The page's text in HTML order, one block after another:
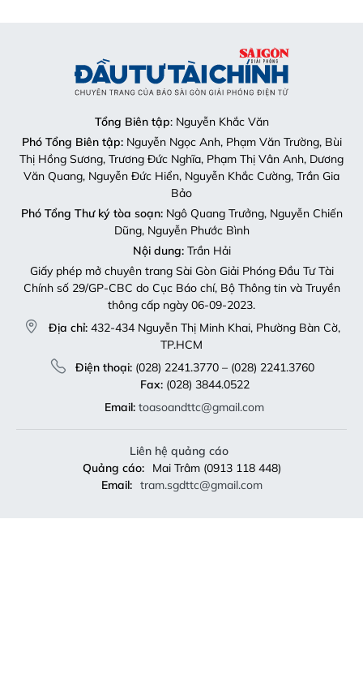
Tổng Biên tập
: Nguyễn Khắc Văn
Nguyễn Ngọc Anh, Phạm Văn Trường, Bùi
Thị Hồng Sương, Trương Đức Nghĩa, Phạm Thị Vân Anh, Dương
Văn Quang, Nguyễn Đức Hiển, Nguyễn Khắc Cường, Trần Gia
Bảo
Phó Tổng Thư ký tòa soạn:Ngô Quang Trưởng, Nguyễn Chiến
Dũng, Nguyễn Phước Bình
Nội dung:Trần Hải
Giấy phép mở chuyên trang Sài Gòn Giải Phóng Đầu Tư Tài
Chính số 29/GP-CBC do Cục Báo chí, Bộ Thông tin và Truyền
thông cấp ngày 06-09-2023.
Địa chỉ:432-434 Nguyễn Thị Minh Khai, Phường Bàn Cờ,
TP.HCM
Điện thoại:(028) 2241.3770 – (028) 2241.3760
Fax:(028) 3844.0522
Email: toasoandttc@gmail.com
Liên hệ quảng cáo
Quảng cáo: Mai Trâm (0913 118 448)
Email: tram.sgdttc@gmail.com